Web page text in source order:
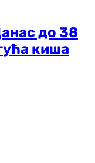
до 38
киша